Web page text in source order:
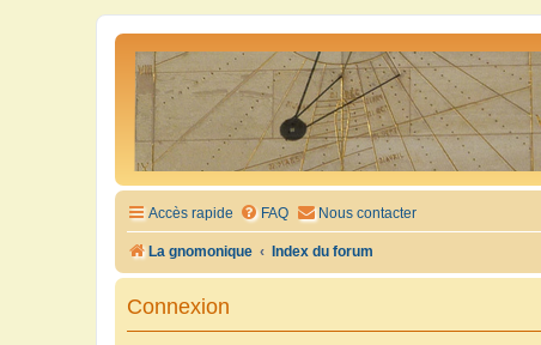
Accès rapide FAQ Nous contacter
La gnomonique Index du forum
Connexion